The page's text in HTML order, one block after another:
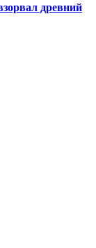
древний